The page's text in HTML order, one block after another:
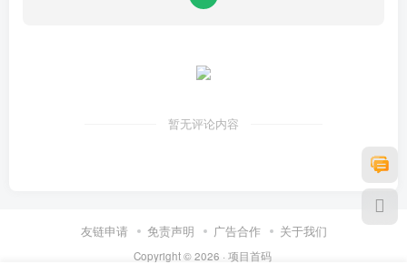
暂无评论内容
友链申请 免责声明 广告合作 关于我们
Copyright © 2026 · 项目首码